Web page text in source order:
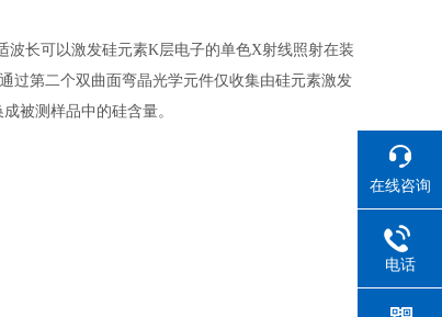
长可以激发硅元素K层电子的单色X射线照射在装
过第二个双曲面弯晶光学元件仅收集由硅元素激发
被测样品中的硅含量。
在线咨询
电话